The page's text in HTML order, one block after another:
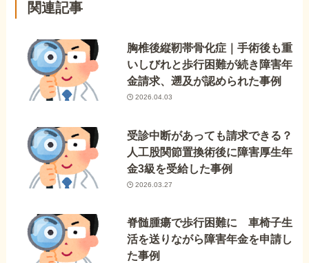
関連記事
胸椎後縦靭帯骨化症｜手術後も重
いしびれと歩行困難が続き障害年
金請求、遡及が認められた事例
2026.04.03
受診中断があっても請求できる？
人工股関節置換術後に障害厚生年
金3級を受給した事例
2026.03.27
脊髄腫瘍で歩行困難に 車椅子生
活を送りながら障害年金を申請し
た事例